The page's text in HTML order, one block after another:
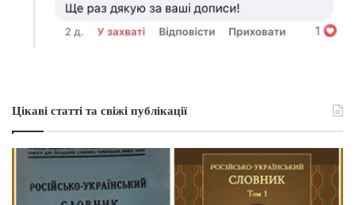
Цікаві статті та свіжі публікації